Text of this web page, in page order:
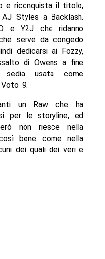
e riconquista il titolo,
Styles a Backlash.
e Y2J che ridanno
serve da congedo
dedicarsi ai Fozzy,
di Owens a fine
usata come
9.
un Raw che ha
per le storyline, ed
non riesce nella
bene come nella
dei quali dei veri e